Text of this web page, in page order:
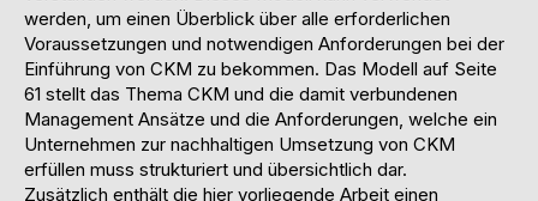
werden, um einen Überblick über alle erforderlichen
Voraussetzungen und notwendigen Anforderungen bei der
Einführung von CKM zu bekommen. Das Modell auf Seite
61 stellt das Thema CKM und die damit verbundenen
Management Ansätze und die Anforderungen, welche ein
Unternehmen zur nachhaltigen Umsetzung von CKM
erfüllen muss strukturiert und übersichtlich dar.
Zusätzlich enthält die hier vorliegende Arbeit einen